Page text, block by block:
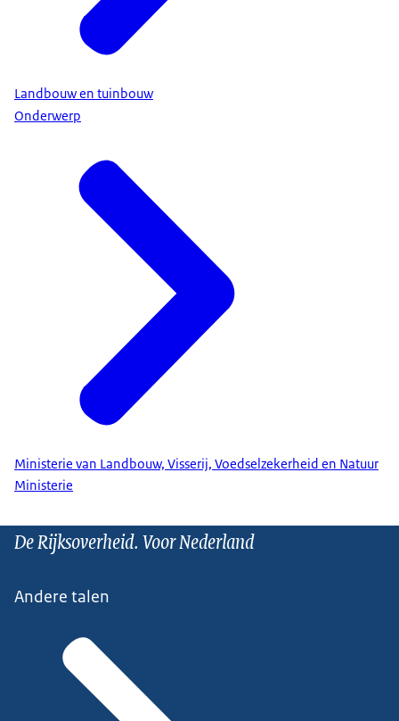
Landbouw en tuinbouw
Onderwerp
Ministerie van Landbouw, Visserij, Voedselzekerheid en Natuur
Ministerie
De Rijksoverheid. Voor Nederland
Andere talen